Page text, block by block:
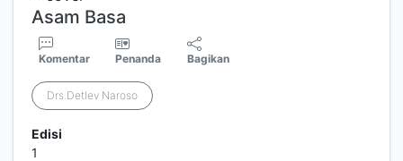
Asam Basa
Komentar Penanda Bagikan
Drs.Detlev Naroso
Edisi
1